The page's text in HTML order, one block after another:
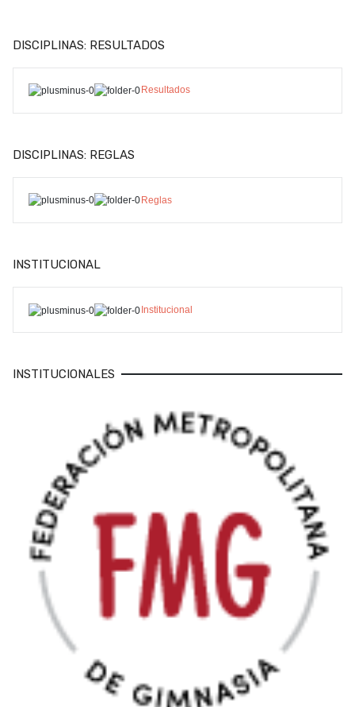
DISCIPLINAS: RESULTADOS
Resultados
DISCIPLINAS: REGLAS
Reglas
INSTITUCIONAL
Institucional
INSTITUCIONALES